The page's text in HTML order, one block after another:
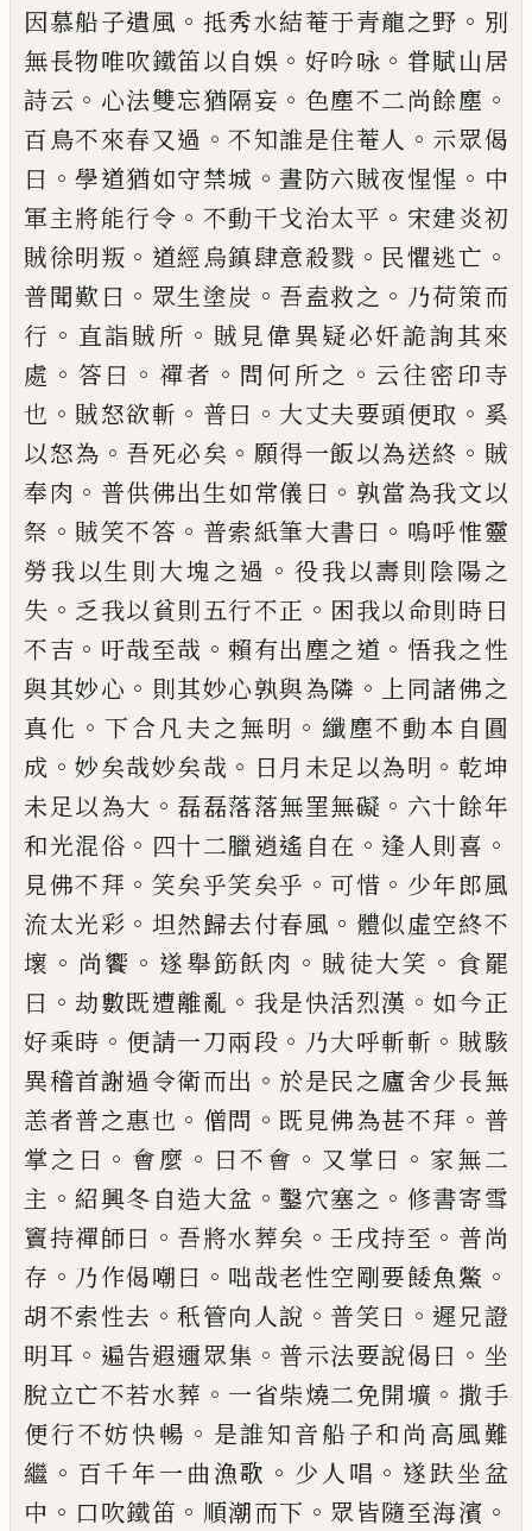
因慕船子遺風 。 抵秀水結菴于青龍之野 。 別
無長物唯吹鐵笛以自娛 。 好吟咏 。 甞賦山居
詩云 。 心法雙忘猶隔妄 。 色塵不二尚餘塵 。
百鳥不來春又過 。不知誰是住菴人 。 示眾偈
曰 。學道猶如守禁城 。 晝防六賊夜惺惺 。 中
軍主將能行令 。 不動干戈治太平 。 宋建炎初
賊徐明叛 。 道經烏鎮肆意殺戮 。 民懼逃亡 。
普聞歎曰 。 眾生塗炭 。 吾盍救之 。 乃荷策而
行 。 直詣賊所 。 賊見偉異疑必奸詭詢其來
處 。 答曰 。 禪者 。 問何所之 。 云往密印寺
也 。 賊怒欲斬 。 普曰 。 大丈夫要頭便取 。 奚
以怒為 。 吾死必矣 。 願得一飯以為送終 。 賊
奉肉 。 普供佛出生如常儀曰 。 孰當為我文以
祭 。 賊笑不答 。 普索紙筆大書曰 。 嗚呼惟靈
勞我以生則大塊之過 。 役我以壽則陰陽之
失 。 乏我以貧則五行不正 。 困我以命則時日
不吉 。 吁哉至哉 。賴有出塵之道 。 悟我之性
與其妙心 。 則其妙心孰與為隣 。 上同諸佛之
真化 。 下合凡夫之無明 。 纖塵不動本自圓
成 。妙矣哉妙矣哉 。 日月未足以為明 。 乾坤
未足以為大 。 磊磊落落無罣無礙 。 六十餘年
和光混俗 。 四十二臘逍遙自在 。 逢人則喜 。
見佛不拜 。 笑矣乎笑矣乎 。 可惜 。 少年郎風
流太光彩 。 坦然歸去付春風 。 體似虛空終不
壞 。 尚饗 。 遂舉筯飫肉 。 賊徒大笑 。 食罷
曰 。劫數既遭離亂 。 我是快活烈漢 。 如今正
好乘時 。 便請一刀兩段 。 乃大呼斬斬 。 賊駭
異稽首謝過令衛而出 。 於是民之廬舍少長無
恙者普之惠也 。 僧問 。 既見佛為甚不拜 。 普
掌之曰 。 會麼 。 曰不會 。 又掌曰 。 家無二
主 。 紹興冬自造大盆 。鑿穴塞之 。 修書寄雪
竇持禪師曰 。 吾將水葬矣 。壬戌持至 。 普尚
存 。 乃作偈嘲曰 。 咄哉老性空剛要餧魚鱉 。
胡不索性去 。秖管向人說 。 普笑曰 。 遲兄證
明耳 。 遍告遐邇眾集 。 普示法要說偈曰 。 坐
脫立亡不若水葬 。 一省柴燒二免開壙 。撒手
便行不妨快暢 。 是誰知音船子和尚高風難
繼 。 百千年一曲漁歌 。 少人唱 。 遂趺坐盆
中 。 口吹鐵笛 。 順潮而下 。 眾皆隨至海濱 。